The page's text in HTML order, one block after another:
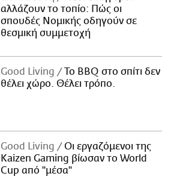
αλλάζουν το τοπίο: Πώς οι
σπουδές Νομικής οδηγούν σε
θεσμική συμμετοχή
Good Living
Το BBQ στο σπίτι δεν
θέλει χώρο. Θέλει τρόπο.
Good Living
Οι εργαζόμενοι της
Kaizen Gaming βίωσαν το World
Cup από "μέσα"